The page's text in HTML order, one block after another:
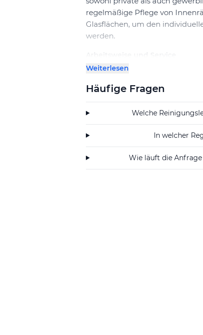
regelmäßige Pflege von
Glasflächen, um den
werden.
Interessenten können über
Reinigungsleistungen
SAJACLEAN REINIGUNG legt
Abstimmen der
wird der Service auf die
Die Ausführung der Arbeiten
auskennt und auf die
richtet sich das Angebot von
Weiterlesen
Häufige Fragen
Welche
In welcher
Wie läuft die Anfrage